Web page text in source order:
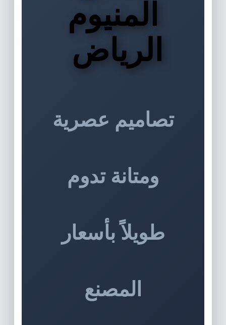
المنيوم
الرياض
تصاميم عصرية
ومتانة تدوم
طويلاً بأسعار
المصنع